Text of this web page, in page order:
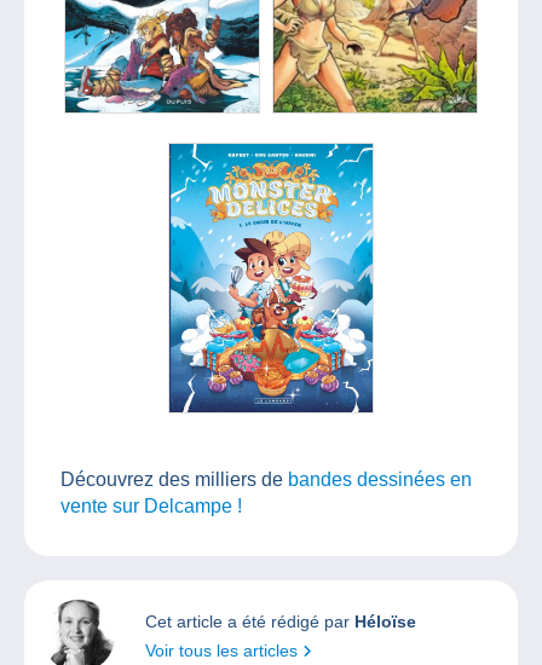
Découvrez des milliers de bandes dessinées en
vente sur Delcampe !
Cet article a été rédigé par Héloïse
Voir tous les articles